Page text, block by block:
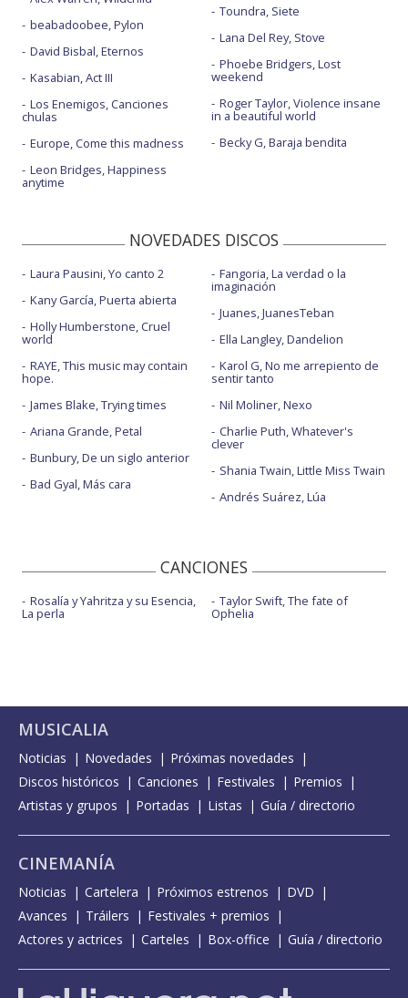
beabadoobee, Pylon
David Bisbal, Eternos
Kasabian, Act III
Los Enemigos, Canciones
chulas
Europe, Come this madness
Leon Bridges, Happiness
anytime
Toundra, Siete
Lana Del Rey, Stove
Phoebe Bridgers, Lost
weekend
Roger Taylor, Violence insane
in a beautiful world
Becky G, Baraja bendita
NOVEDADES DISCOS
Laura Pausini, Yo canto 2
Kany García, Puerta abierta
Holly Humberstone, Cruel
world
RAYE, This music may contain
hope.
James Blake, Trying times
Ariana Grande, Petal
Bunbury, De un siglo anterior
Bad Gyal, Más cara
Fangoria, La verdad o la
imaginación
Juanes, JuanesTeban
Ella Langley, Dandelion
Karol G, No me arrepiento de
sentir tanto
Nil Moliner, Nexo
Charlie Puth, Whatever's
clever
Shania Twain, Little Miss Twain
Andrés Suárez, Lúa
CANCIONES
Rosalía y Yahritza y su Esencia,
La perla
Taylor Swift, The fate of
Ophelia
MUSICALIA
Noticias Novedades
Próximas novedades
Discos históricos
Canciones Festivales
Premios
Artistas y grupos
Portadas Listas Guía / directorio
CINEMANÍA
Noticias Cartelera Próximos estrenos
DVD
Avances
Tráilers
Festivales + premios
Actores y actrices
Carteles Box-office Guía / directorio